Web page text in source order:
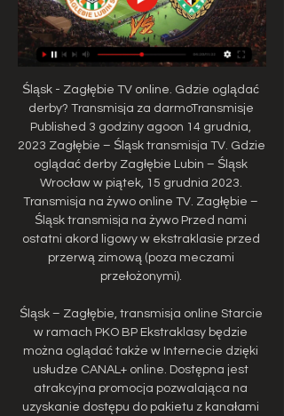
Śląsk - Zagłębie TV online. Gdzie oglądać
derby? Transmisja za darmoTransmisje
Published 3 godziny agoon 14 grudnia,
2023 Zagłębie – Śląsk transmisja TV. Gdzie
oglądać derby Zagłębie Lubin – Śląsk
Wrocław w piątek, 15 grudnia 2023.
Transmisja na żywo online TV. Zagłębie –
Śląsk transmisja na żywo Przed nami
ostatni akord ligowy w ekstraklasie przed
przerwą zimową (poza meczami
przełożonymi).
Śląsk – Zagłębie, transmisja online Starcie
w ramach PKO BP Ekstraklasy będzie
można oglądać także w Internecie dzięki
usłudze CANAL+ online. Dostępna jest
atrakcyjna promocja pozwalająca na
uzyskanie dostępu do pakietu z kanałami